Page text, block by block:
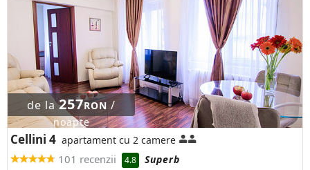
de la257RON/
noapte
Cellini 4 apartament cu 2 camere
101 recenzii 4.8
Superb